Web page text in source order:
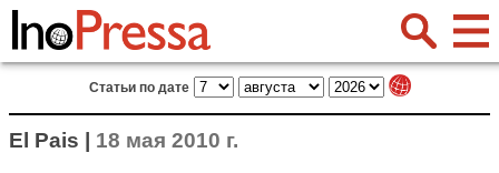
Статьи по дате
El Pais | 18 мая 2010 г.